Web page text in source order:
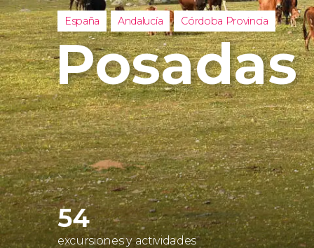
Reino
Turquía
España Andalucía Córdoba Provincia
Posadas
54
excursiones y actividades